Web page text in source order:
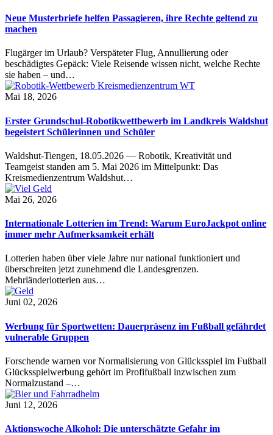
Neue Musterbriefe helfen Passagieren, ihre Rechte geltend zu
machen
Flugärger im Urlaub? Verspäteter Flug, Annullierung oder
beschädigtes Gepäck: Viele Reisende wissen nicht, welche Rechte
sie haben – und…
Mai 18, 2026
Erster Grundschul-Robotikwettbewerb im Landkreis Waldshut
begeistert Schülerinnen und Schüler
Waldshut-Tiengen, 18.05.2026 — Robotik, Kreativität und
Teamgeist standen am 5. Mai 2026 im Mittelpunkt: Das
Kreismedienzentrum Waldshut…
Mai 26, 2026
Internationale Lotterien im Trend: Warum EuroJackpot online
immer mehr Aufmerksamkeit erhält
Lotterien haben über viele Jahre nur national funktioniert und
überschreiten jetzt zunehmend die Landesgrenzen.
Mehrländerlotterien aus…
Juni 02, 2026
Werbung für Sportwetten: Dauerpräsenz im Fußball gefährdet
vulnerable Gruppen
Forschende warnen vor Normalisierung von Glücksspiel im Fußball
Glücksspielwerbung gehört im Profifußball inzwischen zum
Normalzustand –…
Juni 12, 2026
Aktionswoche Alkohol: Die unterschätzte Gefahr im